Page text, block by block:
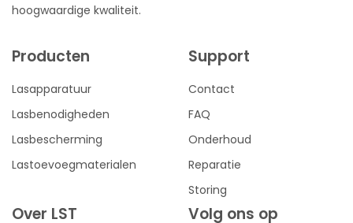
hoogwaardige kwaliteit.
Producten
Lasapparatuur
Lasbenodigheden
Lasbescherming
Lastoevoegmaterialen
Support
Contact
FAQ
Onderhoud
Reparatie
Storing
Over LST Volg ons op